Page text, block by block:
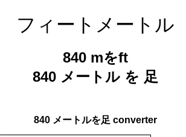
フィートメートル
840 mをft
840 メートル を 足
840 メートルを足 converter